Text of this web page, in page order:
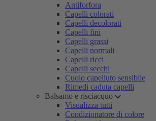
Antiforfora
Capelli colorati
Capelli decolorati
Capelli fini
Capelli grassi
Capelli normali
Capelli ricci
Capelli secchi
Cuoio capelluto sensibile
Rimedi caduta capelli
Balsamo e risciacquo
Visualizza tutti
Condizionatore di colore